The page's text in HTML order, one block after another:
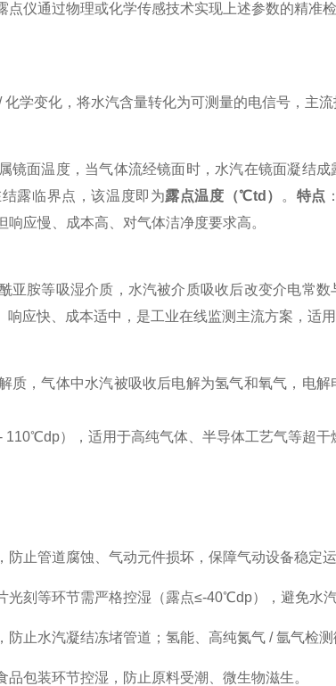
点仪通过物理或化学传感技术实现上述参数的精准
学变化，将水汽含量转化为可测量的电信号，主流
镜面温度，当气体流经镜面时，水汽在镜面凝结
露临界点，该温度即为露点温度（℃td） 。 特点
应慢、成本高、对气体洁净度要求高。
亚胺等吸湿介质，水汽被介质吸收后改变介电常
响应快、成本适中，是工业在线监测主流方案，适
质，气体中水汽被吸收后电解为氢气和氧气，电
110℃dp），适用于高纯气体、半导体工艺气等超干
防止管道腐蚀、气动元件损坏，保障气动设备稳定运
光刻等环节需严格控湿（露点≤-40℃dp），避免水
防止水汽凝结冻堵管道；氢能、高纯氮气 / 氩气检测
品包装环节控湿，防止原料受潮、微生物滋生。